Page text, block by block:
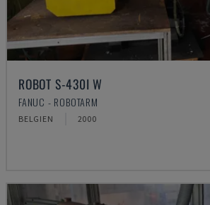
ROBOT S-430I W
FANUC - ROBOTARM
BELGIEN 2000